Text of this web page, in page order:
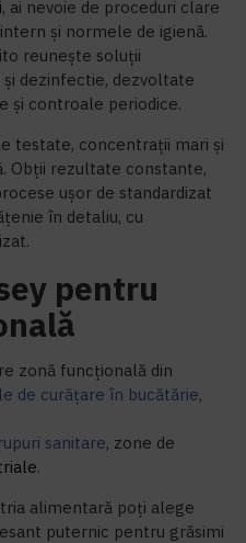
, ai nevoie de proceduri clare
și normele de igienă.
reunește soluții
dezinfectie, dezvoltate
și controale periodice.
testate, concentrații mari și
Obții rezultate constante,
ușor de standardizat
în detaliu, cu
pentru
zonă funcțională din
de curățare în bucătărie,
sanitare, zone de
.
alimentară poți alege
puternic pentru grăsimi